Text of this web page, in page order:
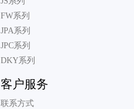
FW系列
JPA系列
JPC系列
DKY系列
客户服务
联系方式